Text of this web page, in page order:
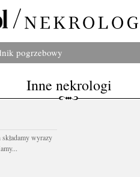
pogrzebowy
Inne nekrologi
wyrazy